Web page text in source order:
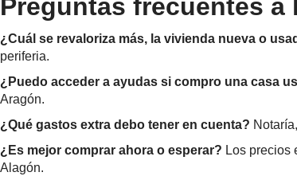
Preguntas frecuentes
¿Cuál se revaloriza más, la vivienda nueva o
periferia.
¿Puedo acceder a ayudas si compro una casa
Aragón.
¿Qué gastos extra debo tener en cuenta?
¿Es mejor comprar ahora o esperar? Los precios
Alagón.